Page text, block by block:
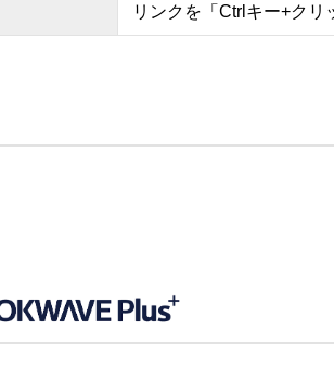
リンクを「Ctrlキー+ク